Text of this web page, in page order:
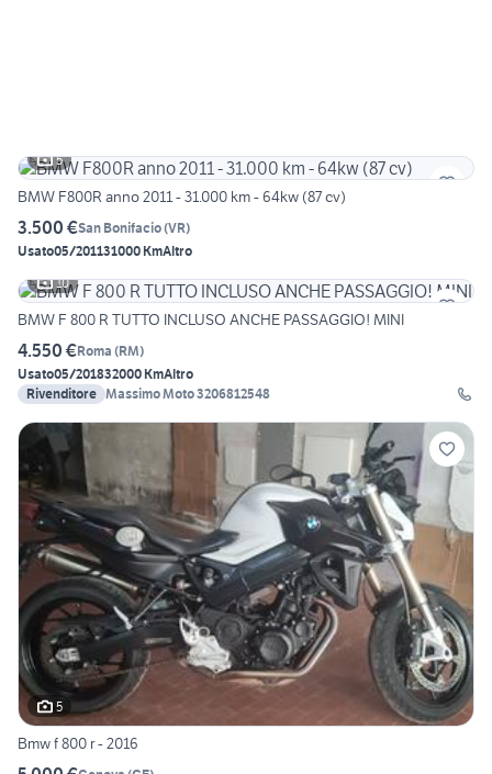
5
BMW F800R anno 2011 - 31.000 km - 64kw (87 cv)
3.500 €San Bonifacio(VR)
Usato05/201131000 KmAltro
10
BMW F 800 R TUTTO INCLUSO ANCHE PASSAGGIO! MINI
4.550 €Roma (RM)
Usato05/201832000 KmAltro
Rivenditore Massimo Moto 3206812548
5
Bmw f 800 r - 2016